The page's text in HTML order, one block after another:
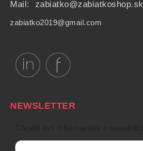
Mail: zabiatko@zabiatkoshop.sk
zabiatko2019@gmail.com
NEWSLETTER